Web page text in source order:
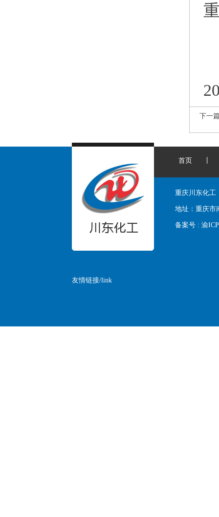
下一
首页
重庆川东化工
地址： 重庆市
备案号 : 渝
友情链接/link